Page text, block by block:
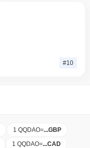
#10
1 QQDAO=...GBP
1 QQDAO=...CAD